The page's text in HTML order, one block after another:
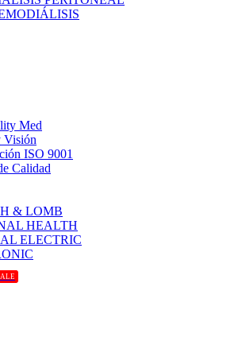
Med
Visión
ISO 9001
Calidad
& LOMB
HEALTH
ELECTRIC